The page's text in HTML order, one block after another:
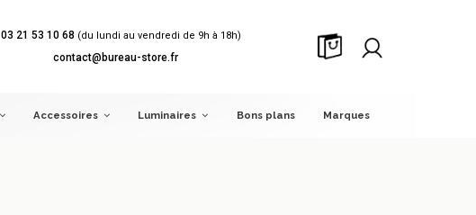
03 21 53 10 68 (du lundi au vendredi de 9h à 18h)
contact@bureau-store.fr
Accessoires Luminaires Bons plans Marques